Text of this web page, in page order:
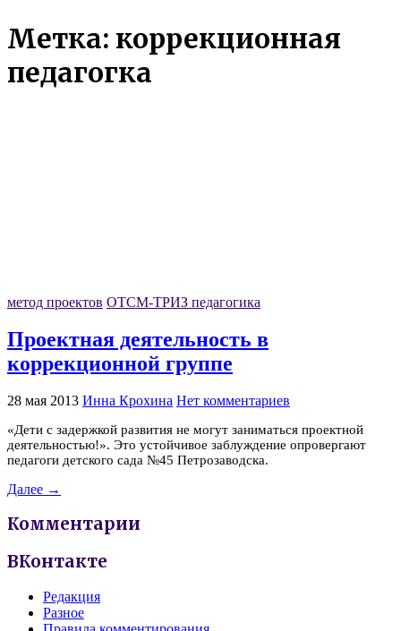
Метка: коррекционная
педагогка
метод проектов ОТСМ-ТРИЗ педагогика
Проектная деятельность в
коррекционной группе
28 мая 2013 Инна Крохина Нет комментариев
«Дети с задержкой развития не могут заниматься проектной
деятельностью!». Это устойчивое заблуждение опровергают
педагоги детского сада №45 Петрозаводска.
Далее →
Комментарии
ВКонтакте
Редакция
Разное